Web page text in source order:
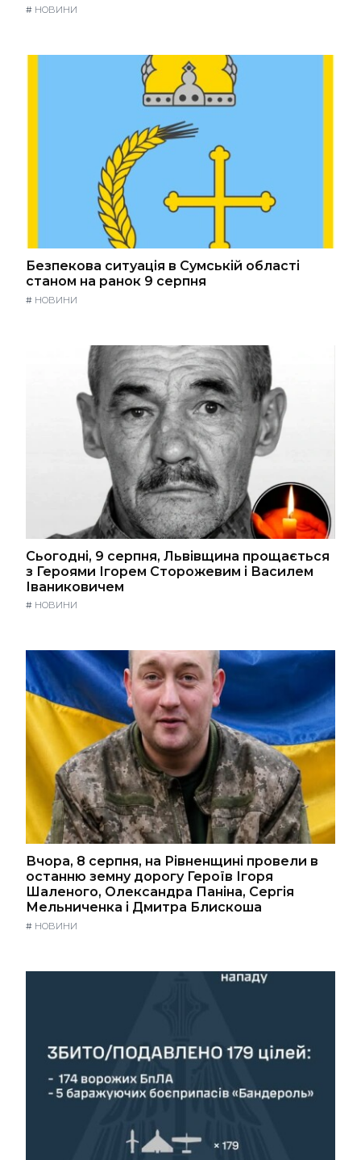
# НОВИНИ
Безпекова ситуація в Сумській області
станом на ранок 9 серпня
# НОВИНИ
Сьогодні, 9 серпня, Львівщина прощається
з Героями Ігорем Сторожевим і Василем
Іваниковичем
# НОВИНИ
Вчора, 8 серпня, на Рівненщині провели в
останню земну дорогу Героїв Ігоря
Шаленого, Олександра Паніна, Сергія
Мельниченка і Дмитра Блискоша
# НОВИНИ